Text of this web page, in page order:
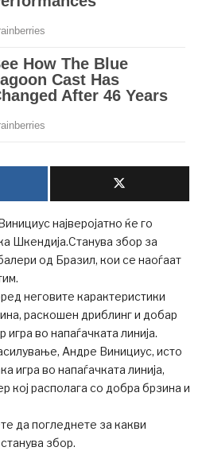
најверојатно ќе го
Шкендија.Станува збор за
од Бразил, кои се наоѓаат
неговите карактеристики
раскошен дриблинг и добар
во напаѓачката линија.
Андре Винициус, исто
игра во напаѓачката линија,
кој располага со добра брзина и
да погледнете за какви
збор.